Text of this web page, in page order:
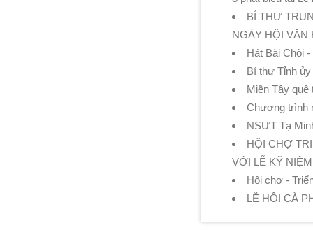
BÍ THƯ
NGÀY HỘI VĂN
Hát Bài Chòi
Bí thư Tỉnh
Miền Tây quê
Chương trình
NSƯT Tạ
HỘI CHỢ
VỚI LỄ KỸ
Hội chợ -
LỄ HỘI CÀ